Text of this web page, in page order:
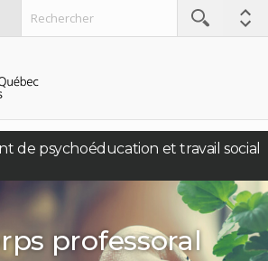
de psychoéducation et travail social
professoral